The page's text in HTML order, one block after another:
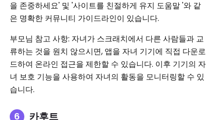
을 존중하세요' 및 '사이트를 친절하게 유지 도움말 '와 같
은 명확한 커뮤니티 가이드라인이 있습니다.
부모님 참고 사항: 자녀가 스크래치에서 다른 사람들과 교
류하는 것을 원치 않으시면, 앱을 자녀 기기에 직접 다운로
드하여 온라인 접근을 제한할 수 있습니다. 이후 기기의 자
녀 보호 기능을 사용하여 자녀의 활동을 모니터링할 수 있
습니다.
카후트